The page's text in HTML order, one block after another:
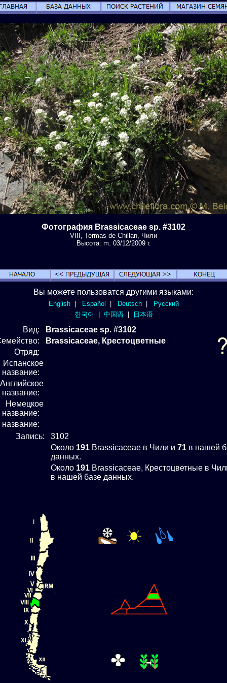
Фотография Brassicaceae sp. #3102
VIII, Termas de Chillan, Чили
Высота: m. 03/12/2009 г.
Вы можете пользоватся другими языками:
English| Español Deutsch|
Русский
한국어
中国语| 日本语
Вид:
Brassicaceae sp. #3102
Brassicaceae, Крестоцветные
Отряд:
Испанское
название:
Английское
название:
Немецкое
название:
название:
Запись:
3102
Около 191 Brassicaceae в Чили и 71 в нашей
данных.
Около 191 Brassicaceae, Крестоцветные в
в нашей базе данных.